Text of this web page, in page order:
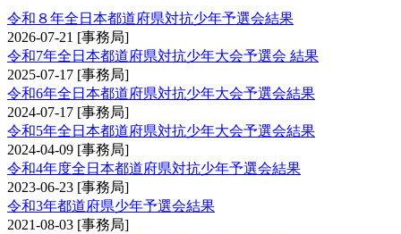
令和８年全日本都道府県対抗少年予選会結果
2026-07-21 [事務局]
令和7年全日本都道府県対抗少年大会予選会 結果
2025-07-17 [事務局]
令和6年全日本都道府県対抗少年大会予選会結果
2024-07-17 [事務局]
令和5年全日本都道府県対抗少年大会予選会結果
2024-04-09 [事務局]
令和4年度全日本都道府県対抗少年予選会結果
2023-06-23 [事務局]
令和3年都道府県少年予選会結果
2021-08-03 [事務局]